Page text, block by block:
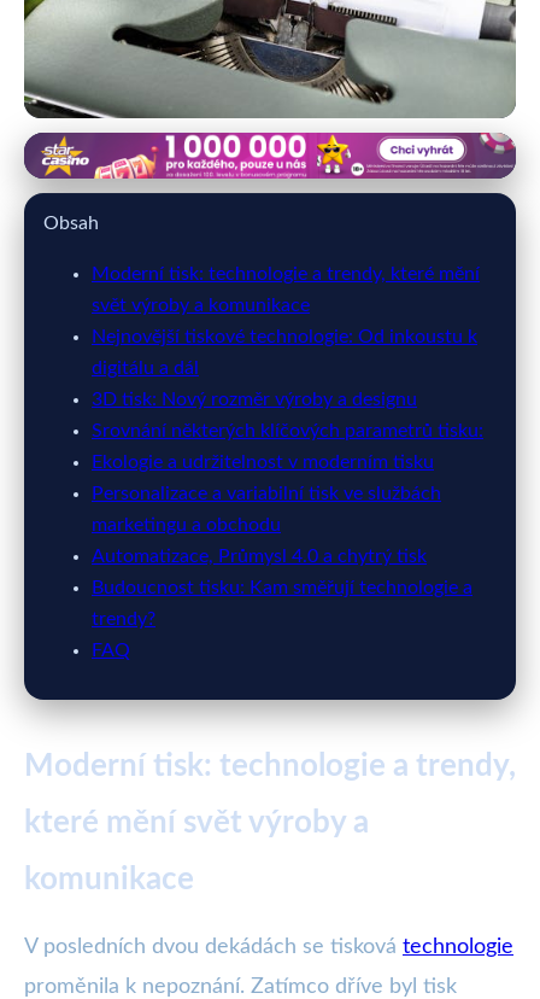
primatisk.cz
Revolution in Printing: Key
the Industry
Obsah
Moderní tisk: technologie a trendy, které mění
svět výroby a komunikace
Nejnovější tiskové technologie: Od inkoustu k
digitálu a dál
3D tisk: Nový rozměr výroby a designu
Srovnání některých klíčových parametrů tisku:
Ekologie a udržitelnost v moderním tisku
Personalizace a variabilní tisk ve službách
marketingu a obchodu
Automatizace, Průmysl 4.0 a chytrý tisk
Budoucnost tisku: Kam směřují technologie a
trendy?
FAQ
Moderní tisk: technologie a trendy,
které mění svět výroby a
komunikace
V posledních dvou dekádách se tisková technologie
proměnila k nepoznání. Zatímco dříve byl tisk